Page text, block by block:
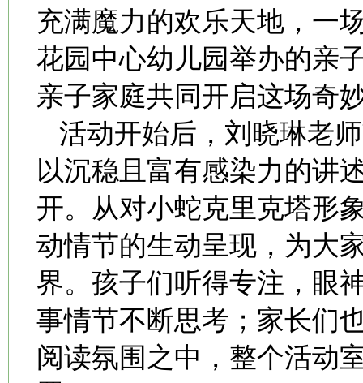
充满魔力的欢乐天地，一
花园中心幼儿园举办的亲
亲子家庭共同开启这场奇
活动开始后，刘晓琳老
以沉稳且富有感染力的讲
开。从对小蛇克里克塔形
动情节的生动呈现，为大
界。孩子们听得专注，眼
事情节不断思考；家长们
阅读氛围之中，整个活动